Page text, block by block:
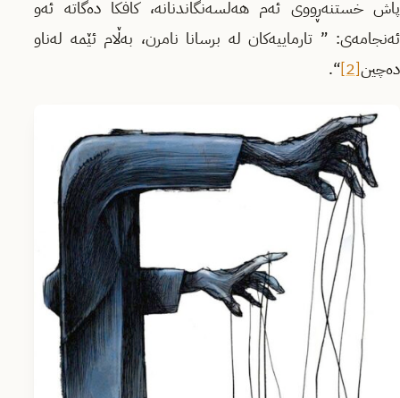
پاش خستنه‌ڕووی ئه‌م هه‌ڵسه‌نگاندنانه، كافكا ده‌گاته‌ ئه‌و
ئه‌نجامه‌ی: ” تارماییه‌كان له‌ برسانا نامرن، به‌ڵام ئێمه‌ له‌ناو
ده‌چین[2]
“.